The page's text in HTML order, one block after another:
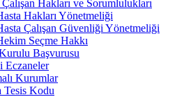
Hakları ve Sorumlulukları
Hakları Yönetmeliği
Çalışan Güvenliği Yönetmeliği
Seçme Hakkı
Başvurusu
Eczaneler
Kurumlar
Tesis Kodu